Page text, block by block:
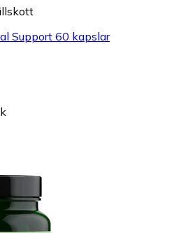
Support 60 kapslar